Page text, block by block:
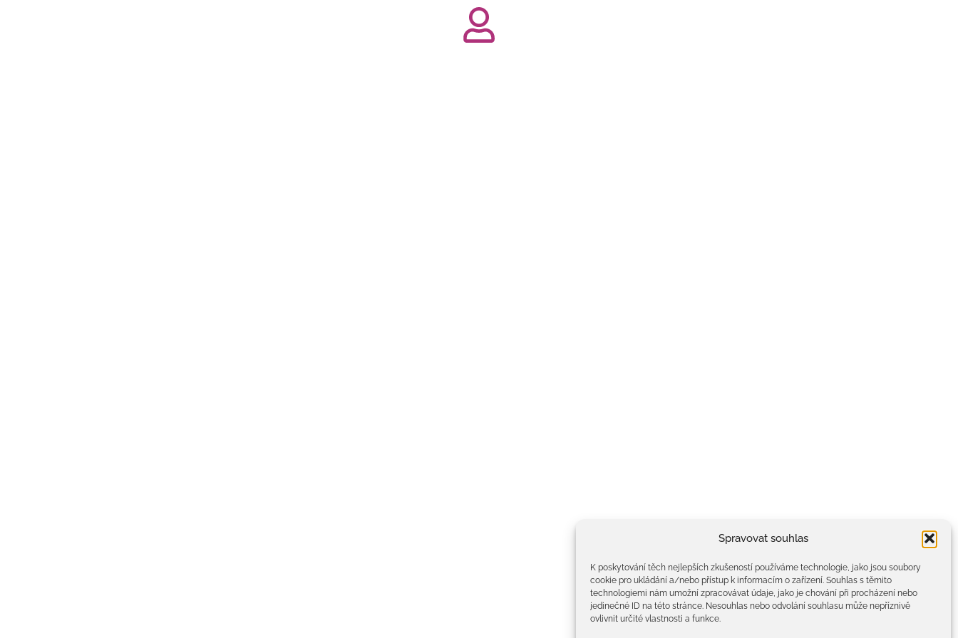
Spravovat souhlas
K poskytování těch nejlepších zkušeností používáme technologie, jako jsou soubory
cookie pro ukládání a/nebo přístup k informacím o zařízení. Souhlas s těmito
technologiemi nám umožní zpracovávat údaje, jako je chování při procházení nebo
jedinečné ID na této stránce. Nesouhlas nebo odvolání souhlasu může nepříznivě
ovlivnit určité vlastnosti a funkce.